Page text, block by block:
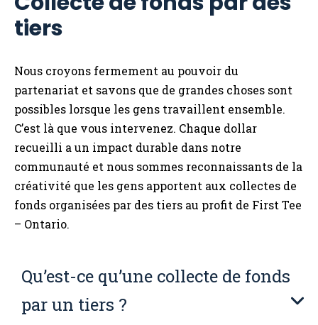
tiers
Nous croyons fermement au pouvoir du
partenariat et savons que de grandes choses sont
possibles lorsque les gens travaillent ensemble.
C’est là que vous intervenez. Chaque dollar
recueilli a un impact durable dans notre
communauté et nous sommes reconnaissants de la
créativité que les gens apportent aux collectes de
fonds organisées par des tiers au profit de First Tee
– Ontario.
Qu’est-ce qu’une collecte de fonds
par un tiers ?